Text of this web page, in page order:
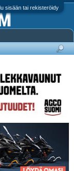
sisään tai rekisteröidy